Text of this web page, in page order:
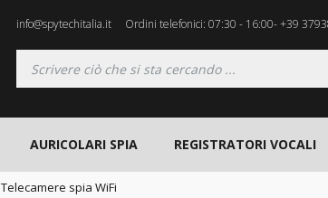
info@spytechitalia.it Ordini telefonici: 07:30 - 16:00- +39
AURICOLARI SPIA REGISTRATORI VOCALI
Telecamere spia WiFi